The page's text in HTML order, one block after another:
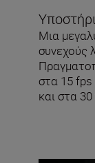
Μια
συνεχούς
στα 15 fps
και στα